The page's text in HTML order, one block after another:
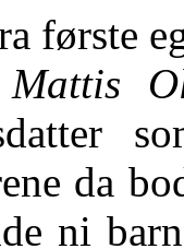
første
Mattis
da
ni